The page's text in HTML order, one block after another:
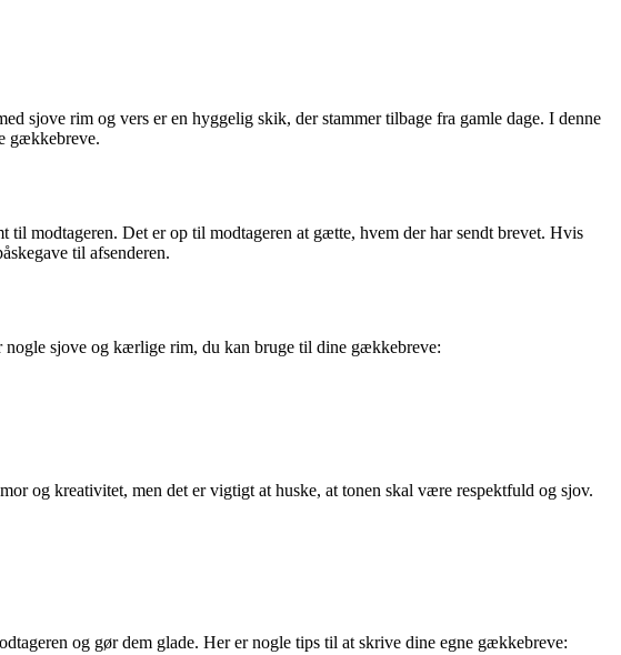
sjove rim og vers er en hyggelig skik, der stammer tilbage fra gamle dage. I denne
gækkebreve.
modtageren. Det er op til modtageren at gætte, hvem der har sendt brevet. Hvis
til afsenderen.
sjove og kærlige rim, du kan bruge til dine gækkebreve:
og kreativitet, men det er vigtigt at huske, at tonen skal være respektfuld og sjov.
og gør dem glade. Her er nogle tips til at skrive dine egne gækkebreve: